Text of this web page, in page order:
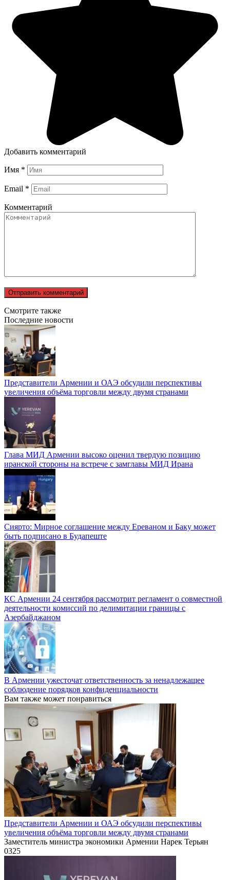
Добавить комментарий
Имя *
Email *
Комментарий
Смотрите также
Последние новости
Представители Армении и ОАЭ обсудили перспективы
увеличения объёма торговли между двумя странами
Глава МИД Армении высоко оценил твердую позицию
иранской стороны на встрече с замглавы МИД Ирана
Сиярто: Мирное соглашение между Ереваном и Баку может
быть подписано в Будапеште
КС Армении 24 сентября рассмотрит регламент о совместной
деятельности комиссий по делимитации границы с
Азербайджаном
В Армении ужесточат ответственность за ненадлежащее
соблюдение порядков конфиденциальности
Вам также может понравиться
Представители Армении и ОАЭ обсудили перспективы
увеличения объёма торговли между двумя странами
Заместитель министра экономики Армении Нарек Терьян
0325